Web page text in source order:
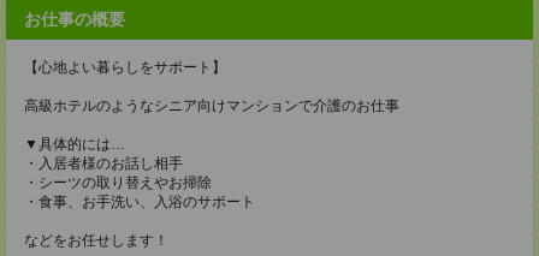
お仕事の概要
【心地よい暮らしをサポート】
高級ホテルのようなシニア向けマンションで介護のお仕事
▼具体的には…
・入居者様のお話し相手
・シーツの取り替えやお掃除
・食事、お手洗い、入浴のサポート
などをお任せします！